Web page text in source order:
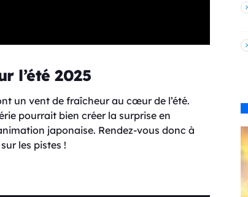
l’été 2025
un vent de fraîcheur au cœur de l’été.
pourrait bien créer la surprise en
japonaise. Rendez-vous donc à
les pistes !